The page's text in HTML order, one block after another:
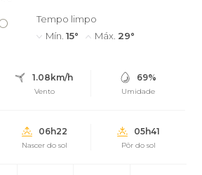
Tempo limpo
Mín. 15° Máx. 29°
1.08km/h
Vento
69%
Umidade
06h22
Nascer do sol
05h41
Pôr do sol